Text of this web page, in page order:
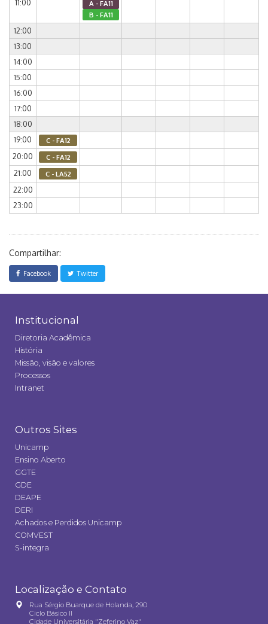
11:00
A - FA11
B - FA11
12:00
13:00
14:00
15:00
16:00
17:00
18:00
19:00
C - FA12
20:00 C - FA12
21:00 C - LA52
22:00
23:00
Compartilhar:
Facebook Twitter
Institucional
Diretoria Acadêmica
História
Missão, visão e valores
Processos
Intranet
Outros Sites
Unicamp
Ensino Aberto
GGTE
GDE
DEAPE
DERI
Achados e Perdidos Unicamp
COMVEST
S-integra
Localização e Contato
Rua Sérgio Buarque de Holanda, 290
Ciclo Básico II
Cidade Universitária "Zeferino Vaz"